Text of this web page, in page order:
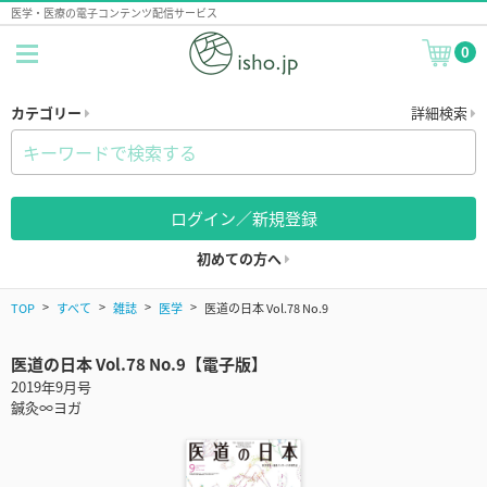
医学・医療の電子コンテンツ配信サービス
0
カテゴリー 詳細検索
ログイン／新規登録
初めての方へ
TOP すべて 雑誌 医学 医道の日本 Vol.78 No.9
医道の日本 Vol.78 No.9【電子版】
2019年9月号
鍼灸∞ヨガ